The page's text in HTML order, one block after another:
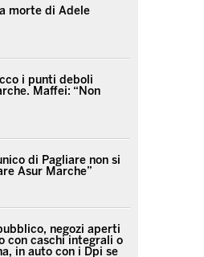
morte di Adele
i punti deboli
Maffei: “Non
di Pagliare non si
Asur Marche”
negozi aperti
con caschi integrali o
in auto con i Dpi se